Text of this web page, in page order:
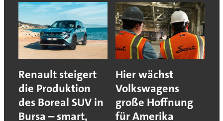
Renault steigert
die Produktion
des Boreal SUV in
Bursa – smart,
Hier wächst
Volkswagens
große Hoffnung
für Amerika